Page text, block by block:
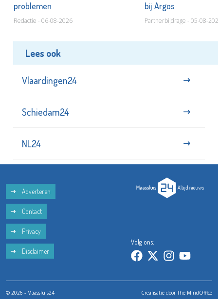
problemen
Redactie - 06-08-2026
bij Argos
Partnerbijdrage - 05-08-
Lees ook
Vlaardingen24
Schiedam24
NL24
Adverteren
Contact
Privacy
Disclaimer
Volg ons:
© 2026 - Maassluis24 Crealisatie doorThe MindOffice